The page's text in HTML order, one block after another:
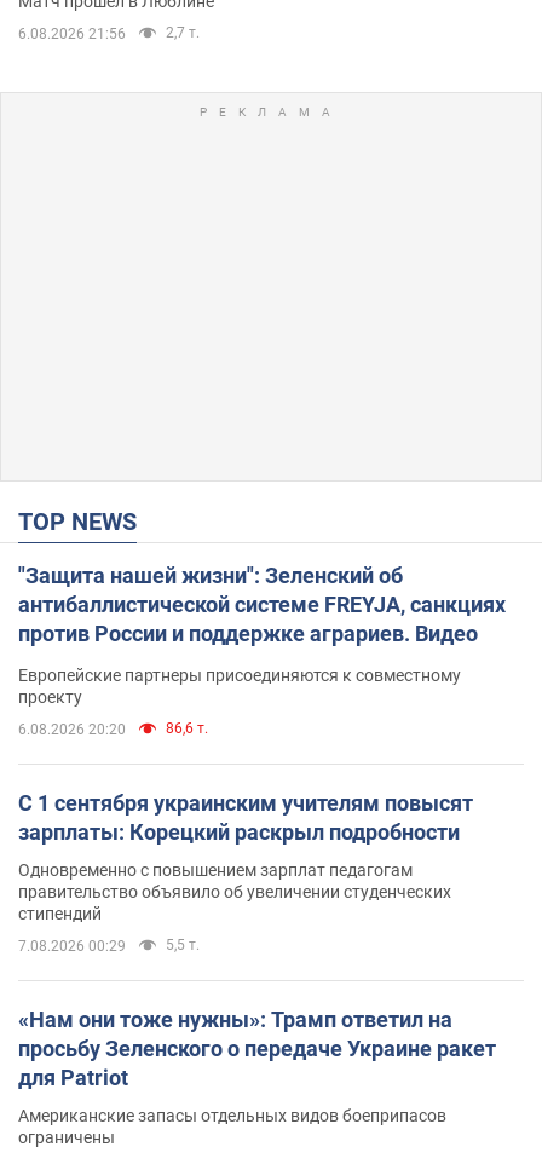
6.08.2026 21:56 2,7 т.
TOP NEWS
"Защита нашей жизни": Зеленский об
антибаллистической системе FREYJA, санкциях
против России и поддержке аграриев. Видео
Европейские партнеры присоединяются к совместному
проекту
6.08.2026 20:20 86,6 т.
С 1 сентября украинским учителям повысят
зарплаты: Корецкий раскрыл подробности
Одновременно с повышением зарплат педагогам
правительство объявило об увеличении студенческих
стипендий
7.08.2026 00:29 5,5 т.
«Нам они тоже нужны»: Трамп ответил на
просьбу Зеленского о передаче Украине ракет
для Patriot
Американские запасы отдельных видов боеприпасов
ограничены